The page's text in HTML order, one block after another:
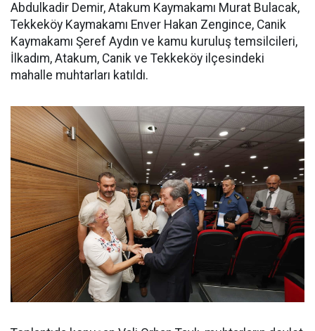
Abdulkadir Demir, Atakum Kaymakamı Murat Bulacak,
Tekkeköy Kaymakamı Enver Hakan Zengince, Canik
Kaymakamı Şeref Aydın ve kamu kuruluş temsilcileri,
İlkadım, Atakum, Canik ve Tekkeköy ilçesindeki
mahalle muhtarları katıldı.